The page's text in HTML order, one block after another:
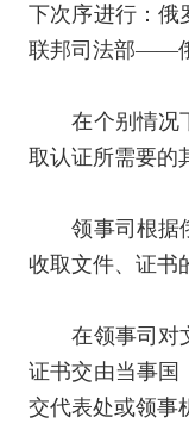
下次序进行：
联邦司法部――
在个别情况下
取认证所需要的
领事司根据俄
收取文件、证书
在领事司对文
证书交由当事国
交代表处或领事